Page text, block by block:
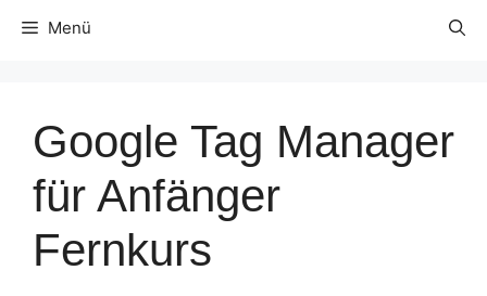
Menü
Google Tag Manager
für Anfänger
Fernkurs